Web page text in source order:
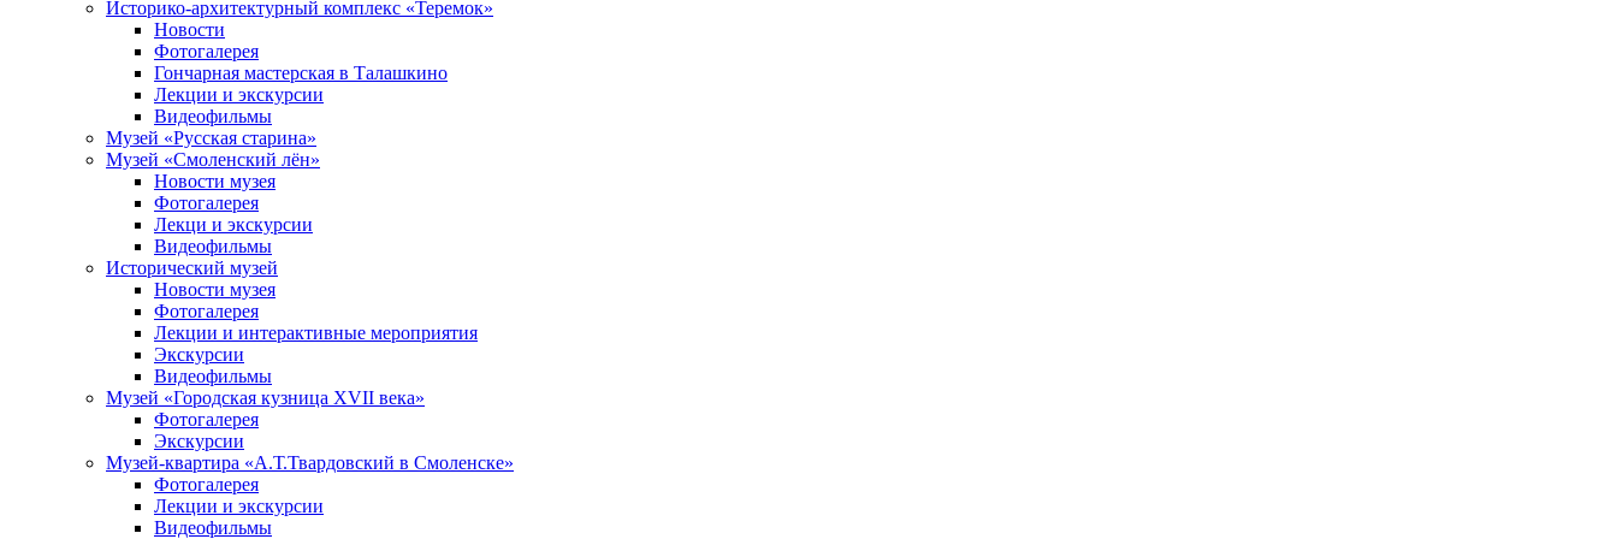
Историко-архитектурный комплекс «Теремок»
Новости
Фотогалерея
Гончарная мастерская в Талашкино
Лекции и экскурсии
Видеофильмы
Музей «Русская старина»
Музей «Смоленский лён»
Новости музея
Фотогалерея
Лекци и экскурсии
Видеофильмы
Исторический музей
Новости музея
Фотогалерея
Лекции и интерактивные мероприятия
Экскурсии
Видеофильмы
Музей «Городская кузница XVII века»
Фотогалерея
Экскурсии
Музей-квартира «А.Т.Твардовский в Смоленске»
Фотогалерея
Лекции и экскурсии
Видеофильмы